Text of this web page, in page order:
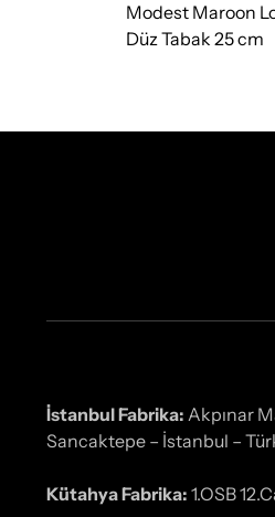
Modest Maroon
Düz Tabak 25 cm
İstanbul Fabrika: Akpınar
Sancaktepe – İstanbul –
Kütahya Fabrika: 1.OSB